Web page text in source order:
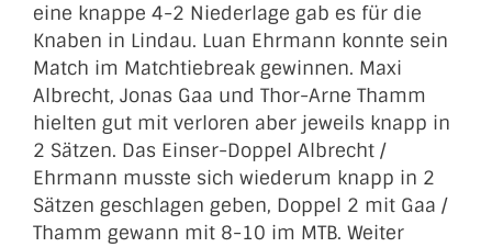
eine knappe 4-2 Niederlage gab es für die
Knaben in Lindau. Luan Ehrmann konnte sein
Match im Matchtiebreak gewinnen. Maxi
Albrecht, Jonas Gaa und Thor-Arne Thamm
hielten gut mit verloren aber jeweils knapp in
2 Sätzen. Das Einser-Doppel Albrecht /
Ehrmann musste sich wiederum knapp in 2
Sätzen geschlagen geben, Doppel 2 mit Gaa /
Thamm gewann mit 8-10 im MTB. Weiter